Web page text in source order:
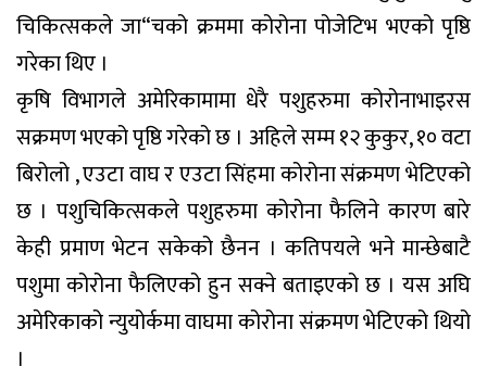
चिकित्सकले जा“चको क्रममा कोरोना पोजेटिभ भएको पृष्ठि
गरेका थिए ।
कृषि विभागले अमेरिकामामा धेरै पशुहरुमा कोरोनाभाइरस
सक्रमण भएको पृष्ठि गरेको छ । अहिले सम्म १२ कुकुर, १० वटा
बिरोलो , एउटा वाघ र एउटा सिंहमा कोरोना संक्रमण भेटिएको
छ । पशुचिकित्सकले पशुहरुमा कोरोना फैलिने कारण बारे
केही प्रमाण भेटन सकेको छैनन । कतिपयले भने मान्छेबाटै
पशुमा कोरोना फैलिएको हुन सक्ने बताइएको छ । यस अघि
अमेरिकाको न्युयोर्कमा वाघमा कोरोना संक्रमण भेटिएको थियो
।